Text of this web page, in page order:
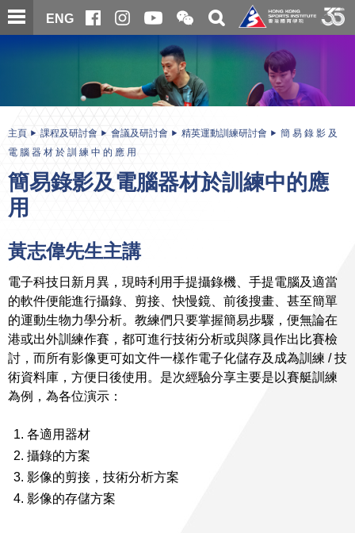
跳
至
ENG
開
合
信
二
維
碼
關
搜
主頁 課程及研討會 會議及研討會 精英運動訓練研討會
簡 易 錄 影 及
電 腦 器 材 於 訓 練 中 的 應 用
簡易錄影及電腦器材於訓練中的應
用
黃志偉先生主講
電子科技日新月異，現時利用手提攝錄機、手提電腦及適當
的軟件便能進行攝錄、剪接、快慢鏡、前後搜畫、甚至簡單
的運動生物力學分析。教練們只要掌握簡易步驟，便無論在
港或出外訓練作賽，都可進行技術分析或與隊員作出比賽檢
討，而所有影像更可如文件一樣作電子化儲存及成為訓練 / 技
術資料庫，方便日後使用。是次經驗分享主要是以賽艇訓練
為例，為各位演示：
各適用器材
攝錄的方案
影像的剪接，技術分析方案
影像的存儲方案